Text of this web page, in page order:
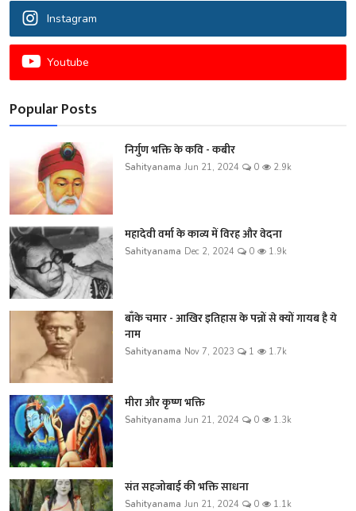
Instagram
Youtube
Popular Posts
निर्गुण भक्ति के कवि - कबीर
Sahityanama Jun 21, 2024 0 2.9k
महादेवी वर्मा के काव्य में विरह और वेदना
Sahityanama Dec 2, 2024 0 1.9k
बाँके चमार - आखिर इतिहास के पन्नों से क्यों गायब है ये
नाम
Sahityanama Nov 7, 2023 1 1.7k
मीरा और कृष्ण भक्ति
Sahityanama Jun 21, 2024 0 1.3k
संत सहजोबाई की भक्ति साधना
Sahityanama Jun 21, 2024 0 1.1k